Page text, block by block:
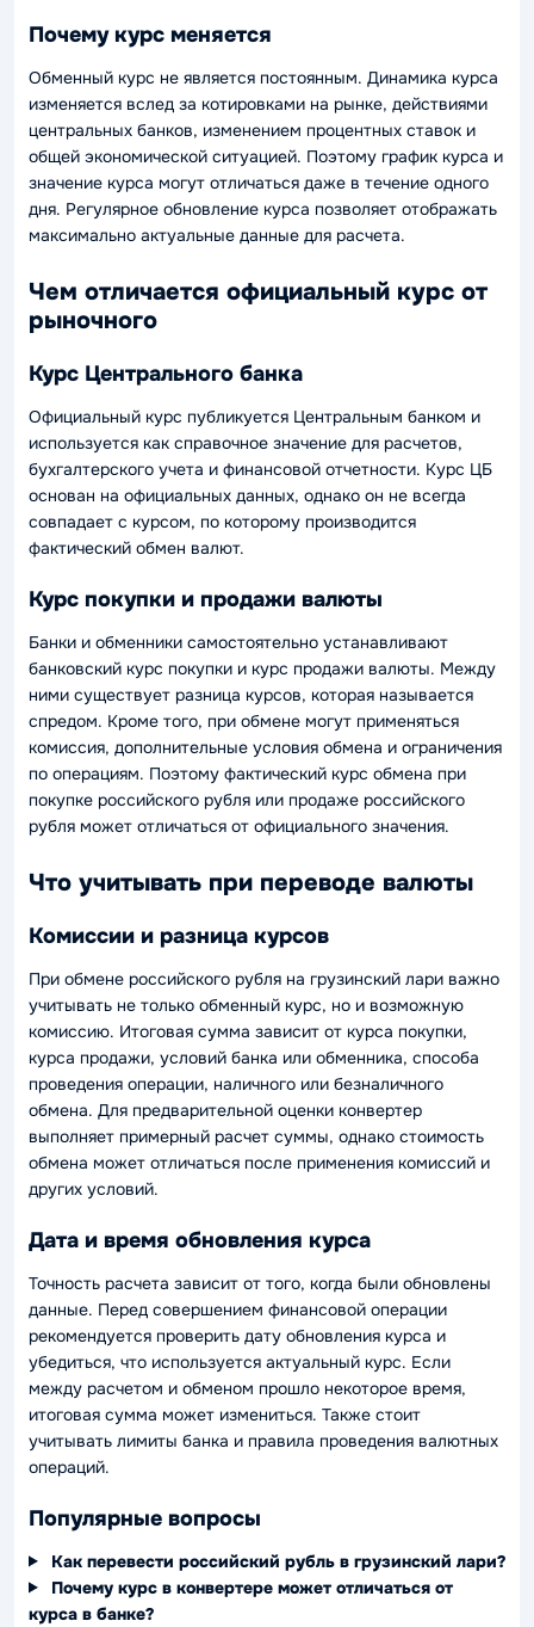
Почему курс меняется
Обменный курс не является постоянным. Динамика курса
изменяется вслед за котировками на рынке, действиями
центральных банков, изменением процентных ставок и
общей экономической ситуацией. Поэтому график курса и
значение курса могут отличаться даже в течение одного
дня. Регулярное обновление курса позволяет отображать
максимально актуальные данные для расчета.
Чем отличается официальный курс от
рыночного
Курс Центрального банка
Официальный курс публикуется Центральным банком и
используется как справочное значение для расчетов,
бухгалтерского учета и финансовой отчетности. Курс ЦБ
основан на официальных данных, однако он не всегда
совпадает с курсом, по которому производится
фактический обмен валют.
Курс покупки и продажи валюты
Банки и обменники самостоятельно устанавливают
банковский курс покупки и курс продажи валюты. Между
ними существует разница курсов, которая называется
спредом. Кроме того, при обмене могут применяться
комиссия, дополнительные условия обмена и ограничения
по операциям. Поэтому фактический курс обмена при
покупке российского рубля или продаже российского
рубля может отличаться от официального значения.
Что учитывать при переводе валюты
Комиссии и разница курсов
При обмене российского рубля на грузинский лари важно
учитывать не только обменный курс, но и возможную
комиссию. Итоговая сумма зависит от курса покупки,
курса продажи, условий банка или обменника, способа
проведения операции, наличного или безналичного
обмена. Для предварительной оценки конвертер
выполняет примерный расчет суммы, однако стоимость
обмена может отличаться после применения комиссий и
других условий.
Дата и время обновления курса
Точность расчета зависит от того, когда были обновлены
данные. Перед совершением финансовой операции
рекомендуется проверить дату обновления курса и
убедиться, что используется актуальный курс. Если
между расчетом и обменом прошло некоторое время,
итоговая сумма может измениться. Также стоит
учитывать лимиты банка и правила проведения валютных
операций.
Популярные вопросы
Как перевести российский рубль в грузинский лари?
Почему курс в конвертере может отличаться от
курса в банке?